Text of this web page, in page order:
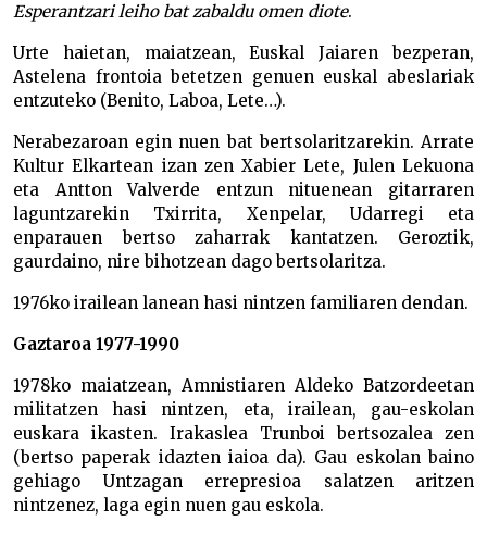
Esperantzari leiho bat zabaldu omen diote.
Urte haietan, maiatzean, Euskal Jaiaren bezperan,
Astelena frontoia betetzen genuen euskal abeslariak
entzuteko (Benito, Laboa, Lete…).
Nerabezaroan egin nuen bat bertsolaritzarekin. Arrate
Kultur Elkartean izan zen Xabier Lete, Julen Lekuona
eta Antton Valverde entzun nituenean gitarraren
laguntzarekin Txirrita, Xenpelar, Udarregi eta
enparauen bertso zaharrak kantatzen. Geroztik,
gaurdaino, nire bihotzean dago bertsolaritza.
1976ko irailean lanean hasi nintzen familiaren dendan.
Gaztaroa 1977-1990
1978ko maiatzean, Amnistiaren Aldeko Batzordeetan
militatzen hasi nintzen, eta, irailean, gau-eskolan
euskara ikasten. Irakaslea Trunboi bertsozalea zen
(bertso paperak idazten iaioa da). Gau eskolan baino
gehiago Untzagan errepresioa salatzen aritzen
nintzenez, laga egin nuen gau eskola.